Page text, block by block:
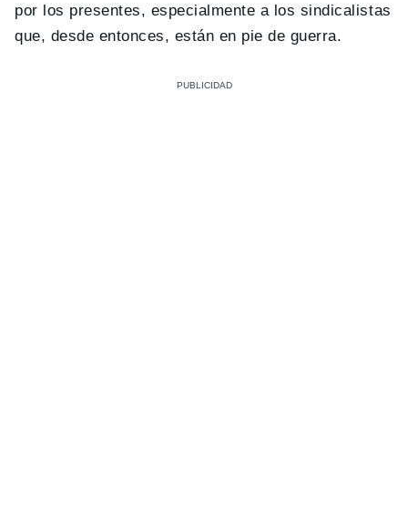
por los presentes, especialmente a los sindicalistas
que, desde entonces, están en pie de guerra.